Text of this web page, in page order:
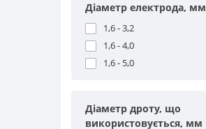
Діаметр електрода, мм
1,6 - 3,2
1,6 - 4,0
1,6 - 5,0
Діаметр дроту, що
використовується, мм